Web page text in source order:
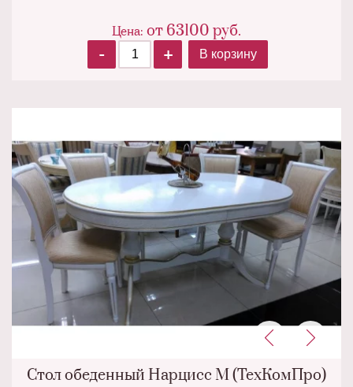
Цена: от 63100 руб.
-
+ В корзину
Стол обеденный Нарцисс М (ТехКомПро)